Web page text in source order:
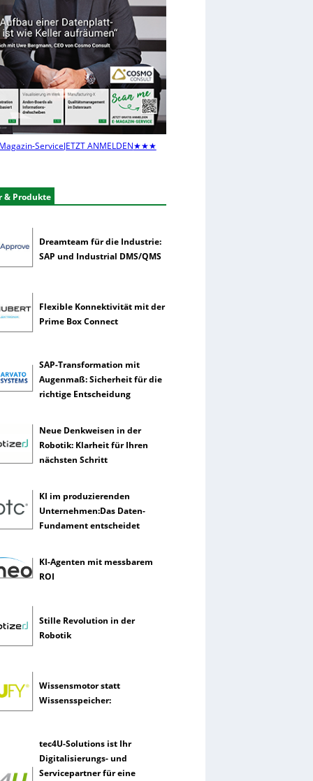
ServiceJETZT ANMELDEN★★★
& Produkte
Dreamteam für die Industrie:
SAP und Industrial DMS/QMS
Flexible Konnektivität mit der
Prime Box Connect
SAP-Transformation mit
Augenmaß: Sicherheit für die
richtige Entscheidung
Neue Denkweisen in der
Robotik: Klarheit für Ihren
nächsten Schritt
KI im produzierenden
Unternehmen:Das Daten-
Fundament entscheidet
KI-Agenten mit messbarem
ROI
Stille Revolution in der
Robotik
Wissensmotor statt
Wissensspeicher:
tec4U-Solutions ist Ihr
Digitalisierungs- und
Servicepartner für eine